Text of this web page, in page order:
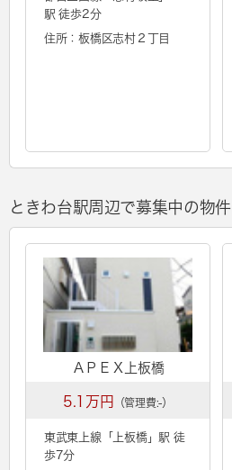
駅 徒歩2分
住所：板橋区志村２丁目
ときわ台駅周辺で募集中の物件
ＡＰＥＸ上板橋
5.1万円 （管理費:-）
東武東上線「 上板橋」駅 徒
歩7分